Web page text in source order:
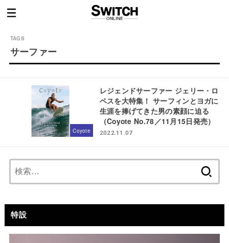
サーファー
Coyote
レジェンドサーファー ジェリー・ロ
ペスを大特集！ サーフィンとヨガに
生涯を捧げてきた男の素顔に迫る
（Coyote No.78／11月15日発売）
2022.11.07
特設